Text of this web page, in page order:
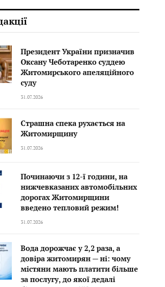
Президент України призначив
Оксану Чеботаренко суддею
Житомирського апеляційного
суду
31.07.2026
Страшна спека рухається на
Житомирщину
31.07.2026
Починаючи з 12-ї години, на
нижчевказаних автомобільних
дорогах Житомирщини
введено тепловий режим!
31.07.2026
Вода дорожчає у 2,2 раза, а
довіра житомирян — ні: чому
містяни мають платити більше
за послугу, до якої дедалі